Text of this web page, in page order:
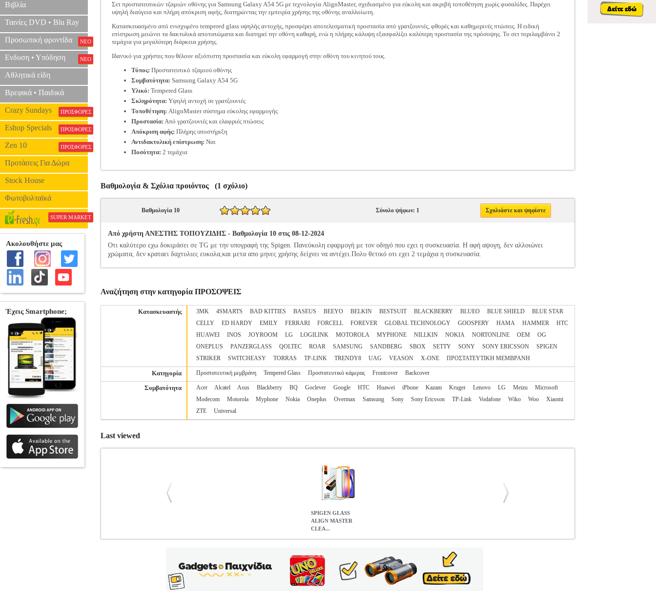
Βιβλία
Ταινίες DVD • Blu Ray
Προσωπική φροντίδα ΝΕΟ
Ενδυση • Υπόδηση ΝΕΟ
Αθλητικά είδη
Βρεφικά • Παιδικά
Crazy Sundays ΠΡΟΣΦΟΡΕΣ
Eshop Specials ΠΡΟΣΦΟΡΕΣ
Zen 10 ΠΡΟΣΦΟΡΕΣ
Προτάσεις Για Δώρα
Stock House
Φωτοβολταϊκά
SUPER MARKET
Σετ προστατευτικών τζαμιών οθόνης για Samsung Galaxy A54 5G με τεχνολογία AlignMaster, σχεδιασμένο για εύκολη και ακριβή τοποθέτηση χωρίς φυσαλίδες. Παρέχει
υψηλή διαύγεια και πλήρη απόκριση αφής, διατηρώντας την εμπειρία χρήσης της οθόνης αναλλοίωτη.
Κατασκευασμένο από ενισχυμένο tempered glass υψηλής αντοχής, προσφέρει αποτελεσματική προστασία από γρατζουνιές, φθορές και καθημερινές πτώσεις. Η ειδική
επίστρωση μειώνει τα δακτυλικά αποτυπώματα και διατηρεί την οθόνη καθαρή, ενώ η πλήρης κάλυψη εξασφαλίζει καλύτερη προστασία της πρόσοψης. Το σετ περιλαμβάνει 2
τεμάχια για μεγαλύτερη διάρκεια χρήσης.
Ιδανικό για χρήστες που θέλουν αξιόπιστη προστασία και εύκολη εφαρμογή στην οθόνη του κινητού τους.
Τύπος: Προστατευτικό τζαμιού οθόνης
Συμβατότητα: Samsung Galaxy A54 5G
Υλικό: Tempered Glass
Σκληρότητα: Υψηλή αντοχή σε γρατζουνιές
Τοποθέτηση: AlignMaster σύστημα εύκολης εφαρμογής
Προστασία: Από γρατζουνιές και ελαφριές πτώσεις
Απόκριση αφής: Πλήρης υποστήριξη
Αντιδακτυλική επίστρωση: Ναι
Ποσότητα: 2 τεμάχια
Βαθμολογία & Σχόλια προιόντος (1 σχόλιο)
Βαθμολογία 10 Σύνολο ψήφων: 1 Σχολιάστε και ψηφίστε
Από χρήστη ΑΝΕΣΤΗΣ ΤΟΠΟΥΖΙΔΗΣ - Βαθμολογία 10 στις 08-12-2024
Οτι καλύτερο εχω δοκιμάσει σε TG με την υπογραφή της Spigen. Πανεύκολη εφαρμογή με τον οδηγό που εχει η συσκευασία. Η αφή αψογη, δεν αλλοιώνει
χρώματα, δεν κραταει δαχτυλιες ευκολα,και μετα απο μηνες χρήσης δείχνει να αντέχει.Πολυ θετικό οτι εχει 2 τεμάχια η συσκευασία.
Αναζήτηση στην κατηγορία ΠΡΟΣΟΨΕΙΣ
Κατασκευαστής 3MK 4SMARTS BAD KITTIES BASEUS BEEYO BELKIN BESTSUIT BLACKBERRY BLUEO BLUE SHIELD
BLUE STAR
CELLY
ED HARDY EMILY FERRARI FORCELL FOREVER GLOBAL TECHNOLOGY GOOSPERY HAMA HAMMER
HTC
HUAWEI
INOS JOYROOM LG LOGILINK MOTOROLA MYPHONE NILLKIN NOKIA NORTONLINE OEM
OG
ONEPLUS
PANZERGLASS QOLTEC ROAR SAMSUNG SANDBERG SBOX SETTY SONY SONY ERICSSON
SPIGEN
STRIKER
SWITCHEASY TORRAS TP-LINK TRENDY8 UAG VEASON X-ONE ΠΡΟΣΤΑΤΕΥΤΙΚΗ ΜΕΜΒΡΑΝΗ
Κατηγορία Προστατευτική μεμβράνη Tempered Glass Προστατευτικό κάμερας Frontcover Backcover
Συμβατότητα Acer Alcatel Asus Blackberry BQ Goclever Google HTC Huawei iPhone Kazam Kruger Lenovo LG Meizu
Microsoft
Modecom
Motorola Myphone Nokia Oneplus Overmax Samsung Sony Sony Ericsson TP-Link Vodafone Wiko Woo
Xiaomi
ZTE
Universal
Last viewed
SPIGEN GLASS
ALIGN MASTER
CLEA...
Κατηγορία: ΠΡΟΣΟΨΕΙΣ •SPIGEN στην κατηγορία ΠΡΟΣΟΨΕΙΣ Σετ προστατευτικών τζαμιών οθόνης για Samsung Galaxy A54 5G με τεχνολογία
AlignMaster, σχεδιασμένο για εύκολη και ακριβή τοποθέτηση χωρίς φυσαλίδες. Παρέχει υψηλή διαύγεια και πλήρη απόκριση αφής, διατηρώντας την εμπειρία
χρήσης της οθόνης αναλλοίωτη. Κατασκευασμένο από ενισχυμένο tempered glass υψηλής αντοχής, προσφέρει αποτελεσματική προστασία από γρατζουνιές,
φθορές και καθημερινές πτώσεις. Η ειδική επίστρωση μειώνει τα δακτυλικά αποτυπώματα και διατηρεί την οθόνη καθαρή, ενώ η πλήρης κάλυψη εξασφαλίζει
καλύτερη προστασία της πρόσοψης. Το σετ περιλαμβάνει 2 τεμάχια για μεγαλύτερη διάρκεια χρήσης. Ιδανικό για χρήστες που θέλουν αξιόπιστη προστασία και